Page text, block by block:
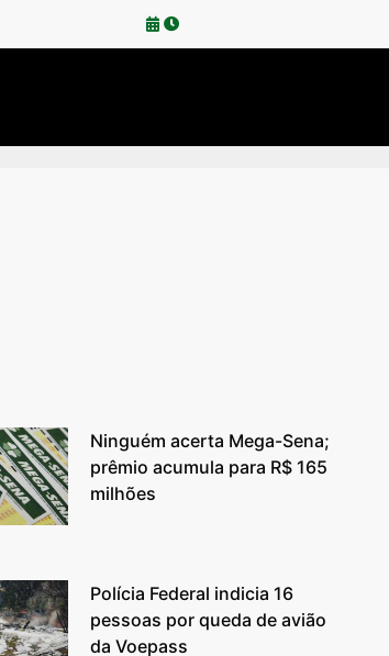
Ninguém acerta Mega-Sena;
prêmio acumula para R$ 165
milhões
Polícia Federal indicia 16
pessoas por queda de avião
da Voepass